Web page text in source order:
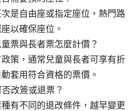
是自由座或指定座位，熱門路
以確保座位。
票與長者票怎麼計價？
策，通常兒童與長者可享有折
套用符合資格的票價。
改簽或退票？
有不同的退改條件，越早變更